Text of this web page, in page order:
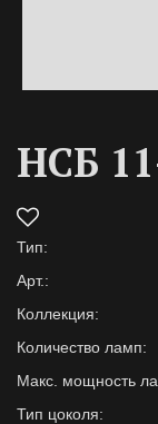
НСБ
Тип:
Арт.:
Коллекция:
Количество ламп:
Макс. мощность
Тип цоколя: